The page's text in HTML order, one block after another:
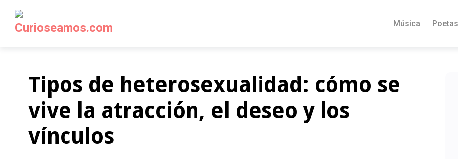
Música Poetas
Tipos de heterosexualidad: cómo se
vive la atracción, el deseo y los
vínculos